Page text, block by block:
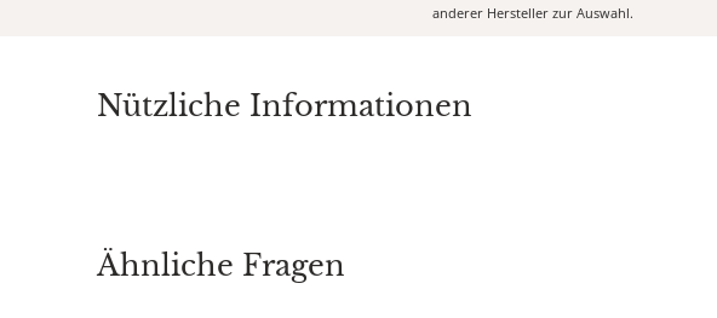
anderer Hersteller zur Auswahl.
Nützliche Informationen
Ähnliche Fragen